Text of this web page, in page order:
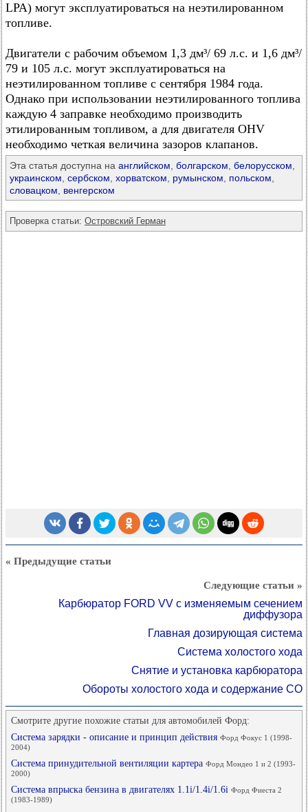
LPA) могут эксплуатироваться на неэтилированном
топливе.
Двигатели с рабочим объемом 1,3 дм³/ 69 л.с. и 1,6 дм³/
79 и 105 л.с. могут эксплуатироваться на
неэтилированном топливе с сентября 1984 года.
Однако при использовании неэтилированного топлива
каждую 4 заправке необходимо производить
этилированным топливом, а для двигателя OHV
необходимо четкая величина зазоров клапанов.
Эта статья доступна на английском болгарском белорусском
украинском сербском хорватском румынском польском
словацком
венгерском
Проверка статьи: Островский Герман
« Предыдущие статьи
Следующие статьи »
Карбюратор FORD VV с изменяемым сечением
диффузора
Главная дозирующая система
Система холостого хода
Снятие и установка карбюратора
Обороты холостого хода и содержание СО
Смотрите другие похожие статьи для автомобилей Форд:
Система зарядки - описание и принцип действия Форд Фокус 1 (1998-
2004)
Система принудительной вентиляции картера Форд Мондео 1 и 2 (1993-
2000)
Система впрыска бензина в двигателях 1.1i/1.4i/1.6i Форд Фиеста 2
(1983-1989)